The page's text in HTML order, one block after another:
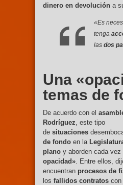
dinero en devolución a
«Es
tenga
las dos
Una
temas de
De acuerdo con el
Rodríguez , este tipo
de situaciones
de fondo en la
plano y aborden cada vez
opacidad» . Entre ellos,
encuentran procesos de
los fallidos contratos con